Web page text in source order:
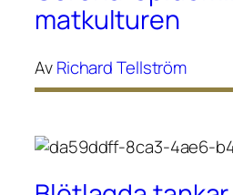
matkulturen
AvRichard Tellström